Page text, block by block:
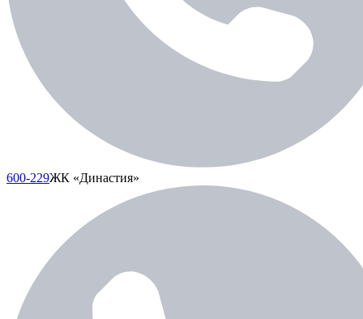
600-229ЖК «Династия»